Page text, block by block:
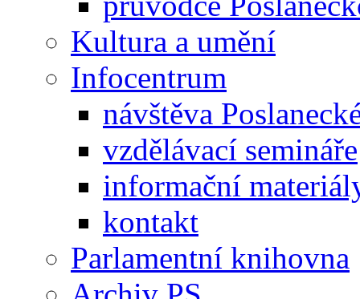
Kultura a umění
Infocentrum
návštěva
vzdělávací semináře
informační
kontakt
Parlamentní knihovna